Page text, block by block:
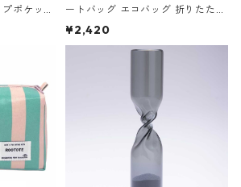
ポケット
工 トラベ
イト
ートバッグ エコバッグ 折りたたみ
大きめ 撥水加工 収納ポーチ CRO
CODILE/Black クロコダイル/ブラ
¥2,420